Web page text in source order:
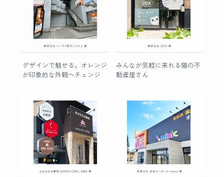
デザインで魅せる。オレンジ
が印象的な外観へチェンジ
みんなが気軽に来れる猫の不
動産屋さん